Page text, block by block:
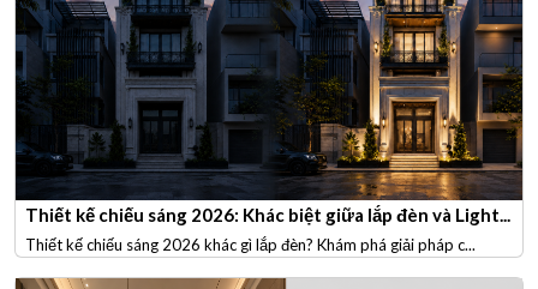
Thiết kế chiếu sáng 2026: Khác biệt giữa lắp đèn và Light...
Thiết kế chiếu sáng 2026 khác gì lắp đèn? Khám phá giải pháp c...